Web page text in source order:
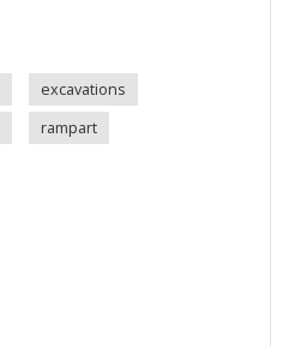
excavations
rampart